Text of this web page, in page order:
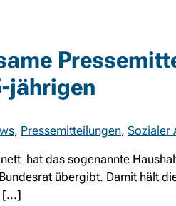
jährigen
, Pressemitteilungen, Sozialer
hat das sogenannte
übergibt. Damit hält
[...]